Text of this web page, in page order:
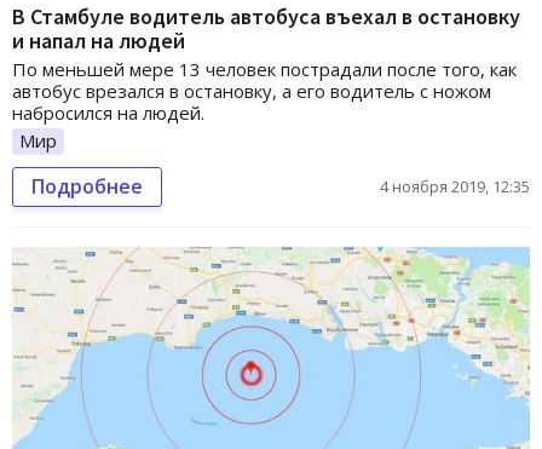
В Стамбуле водитель автобуса въехал в остановку
и напал на людей
По меньшей мере 13 человек пострадали после того, как
автобус врезался в остановку, а его водитель с ножом
набросился на людей.
Мир
Подробнее 4 ноября 2019, 12:35